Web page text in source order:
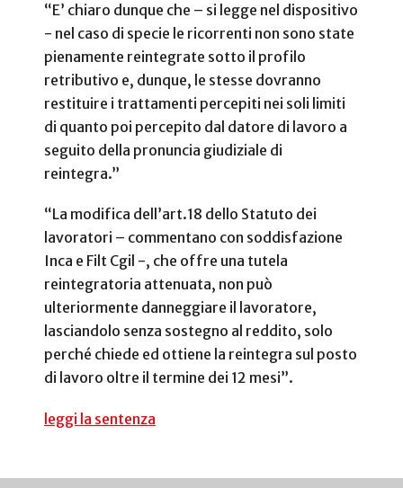
“E’ chiaro dunque che – si legge nel dispositivo
- nel caso di specie le ricorrenti non sono state
pienamente reintegrate sotto il profilo
retributivo e, dunque, le stesse dovranno
restituire i trattamenti percepiti nei soli limiti
di quanto poi percepito dal datore di lavoro a
seguito della pronuncia giudiziale di
reintegra.”
“La modifica dell’art.18 dello Statuto dei
lavoratori – commentano con soddisfazione
Inca e Filt Cgil -, che offre una tutela
reintegratoria attenuata, non può
ulteriormente danneggiare il lavoratore,
lasciandolo senza sostegno al reddito, solo
perché chiede ed ottiene la reintegra sul posto
di lavoro oltre il termine dei 12 mesi”.
leggi la sentenza